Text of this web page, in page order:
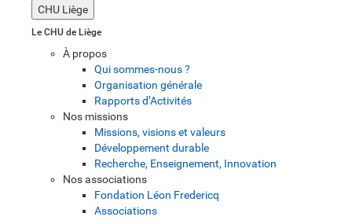
CHU Liège
Le CHU de Liège
À propos
Qui sommes-nous ?
Organisation générale
Rapports d’Activités
Nos missions
Missions, visions et valeurs
Développement durable
Recherche, Enseignement, Innovation
Nos associations
Fondation Léon Fredericq
Associations